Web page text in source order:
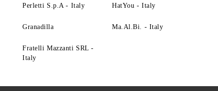
Perletti S.p.A - Italy HatYou - Italy
Granadilla Ma.Al.Bi. - Italy
Fratelli Mazzanti SRL -
Italy